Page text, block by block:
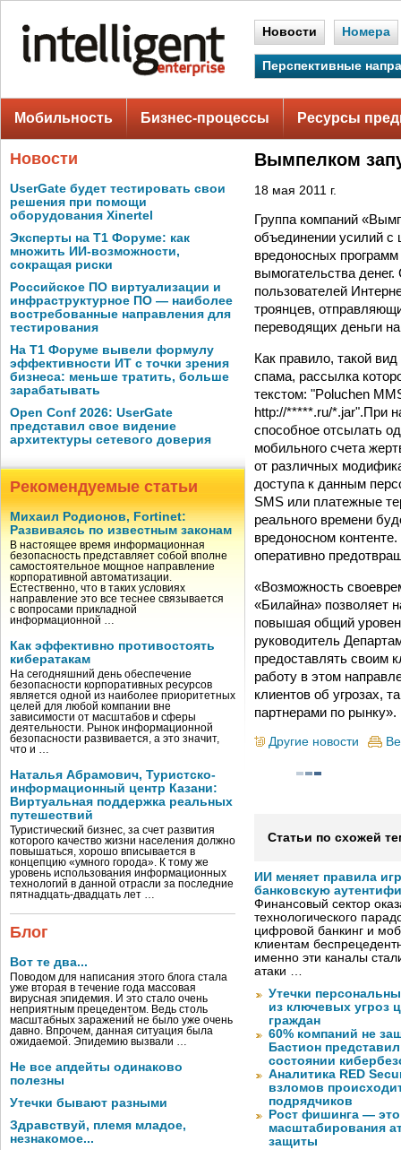
Новости Номера
Перспективные
Мобильность Бизнес-процессы Ресурсы
Новости
UserGate будет тестировать свои
решения при помощи
оборудования Xinertel
Эксперты на Т1 Форуме: как
множить ИИ-возможности,
сокращая риски
Российское ПО виртуализации и
инфраструктурное ПО — наиболее
востребованные направления для
тестирования
На Т1 Форуме вывели формулу
эффективности ИТ с точки зрения
бизнеса: меньше тратить, больше
зарабатывать
Open Conf 2026: UserGate
представил свое видение
архитектуры сетевого доверия
Рекомендуемые статьи
Михаил Родионов, Fortinet:
Развиваясь по известным законам
В настоящее время информационная
безопасность представляет собой вполне
самостоятельное мощное направление
корпоративной автоматизации.
Естественно, что в таких условиях
направление это все теснее связывается
с вопросами прикладной
информационной …
Как эффективно противостоять
кибератакам
На сегодняшний день обеспечение
безопасности корпоративных ресурсов
является одной из наиболее приоритетных
целей для любой компании вне
зависимости от масштабов и сферы
деятельности. Рынок информационной
безопасности развивается, а это значит,
что и …
Наталья Абрамович, Туристско-
информационный центр Казани:
Виртуальная поддержка реальных
путешествий
Туристический бизнес, за счет развития
которого качество жизни населения должно
повышаться, хорошо вписывается в
концепцию «умного города». К тому же
уровень использования информационных
технологий в данной отрасли за последние
пятнадцать-двадцать лет …
Блог
Вот те два...
Поводом для написания этого блога стала
уже вторая в течение года массовая
вирусная эпидемия. И это стало очень
неприятным прецедентом. Ведь столь
масштабных заражений не было уже очень
давно. Впрочем, данная ситуация была
ожидаемой. Эпидемию вызвали …
Не все апдейты одинаково
полезны
Утечки бывают разными
Здравствуй, племя младое,
незнакомое...
Вымпелком
18 мая 2011 г.
Группа компаний
объединении усилий с
вредоносных
вымогательства
пользователей
троянцев,
переводящих деньги
Как правило, такой
спама, рассылка
текстом: "Poluchen
http://*****.ru/*.jar".При
способное отсылать
мобильного счета
от различных
доступа к данным
SMS или платежные
реального времени
вредоносном
оперативно
«Возможность
«Билайна» позволяет
повышая общий
руководитель
предоставлять своим
работу в этом
клиентов об угрозах,
партнерами по рынку».
Другие новости
Статьи по схожей
ИИ меняет правила
банковскую
Финансовый сектор
технологического
цифровой банкинг и
клиентам
именно эти каналы
атаки …
Утечки
из ключевых угроз
граждан
60% компаний не
Бастион
состоянии
Аналитика RED
взломов
подрядчиков
Рост фишинга —
масштабирования
защиты